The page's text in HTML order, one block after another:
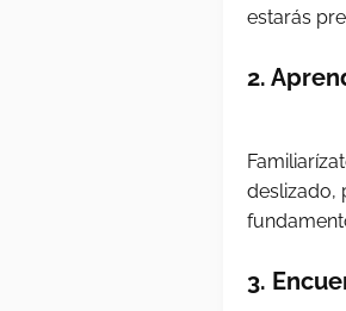
estarás
2.
deslizado,
3.